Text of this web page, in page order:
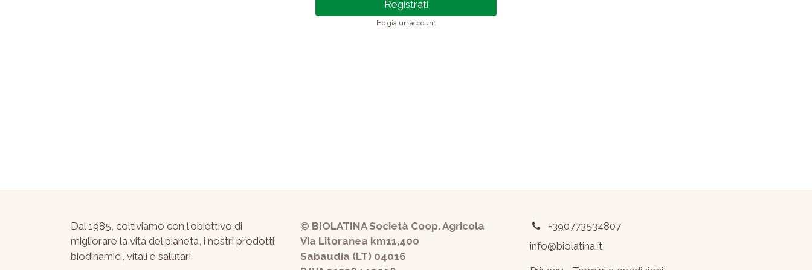
Registrati
Ho già un account
Dal 1985, coltiviamo con l'obiettivo di
migliorare la vita del pianeta, i nostri prodotti
biodinamici, vitali e salutari.
© BIOLATINA Società Coop. Agricola
Via Litoranea km11,400
Sabaudia (LT) 04016
+390773534807
info@biolatina.it